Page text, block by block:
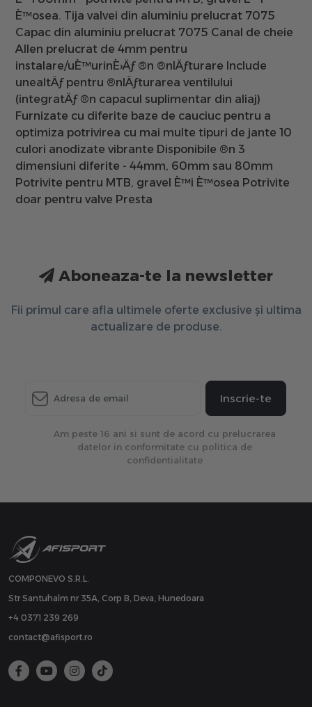
È™osea. Tija valvei din aluminiu prelucrat 7075
Capac din aluminiu prelucrat 7075 Canal de cheie
Allen prelucrat de 4mm pentru
instalare/uÈ™urinÈ›Äƒ ®n ®nlÄƒturare Include
unealtÄƒ pentru ®nlÄƒturarea ventilului
(integratÄƒ ®n capacul suplimentar din aliaj)
Furnizate cu diferite baze de cauciuc pentru a
optimiza potrivirea cu mai multe tipuri de jante 10
culori anodizate vibrante Disponibile ®n 3
dimensiuni diferite - 44mm, 60mm sau 80mm
Potrivite pentru MTB, gravel È™i È™osea Potrivite
doar pentru valve Presta
Aboneaza-te la newsletter
Fii primul care afla ultimele oferte exclusive și ultima
actualizare de produse.
Inscrie-te
Am peste 16 ani si sunt de acord cu prelucrarea
datelor in conformitate cu politica de
confidentialitate
COMPONEVO S.R.L.
Str Santuhalm nr 35A, Corp B, Deva, Hunedoara
+4 0371 239 269
contact@afisport.ro